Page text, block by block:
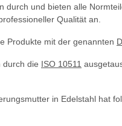
durch und bieten alle
Qualität an.
Produkte mit der genannten
durch die ISO 10511
in Edelstahl hat